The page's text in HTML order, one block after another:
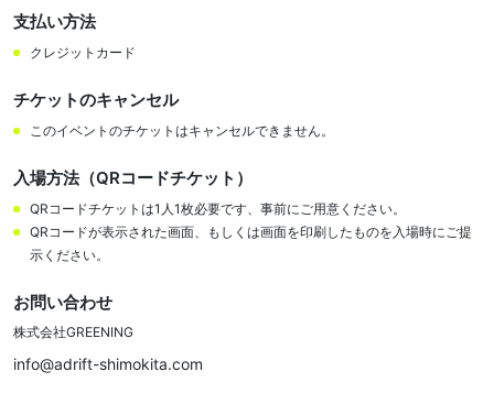
支払い方法
クレジットカード
チケットのキャンセル
このイベントのチケットはキャンセルできません。
入場方法（QRコードチケット）
QRコードチケットは1人1枚必要です、事前にご用意ください。
QRコードが表示された画面、もしくは画面を印刷したものを入場時にご提
示ください。
お問い合わせ
株式会社GREENING
info@adrift-shimokita.com